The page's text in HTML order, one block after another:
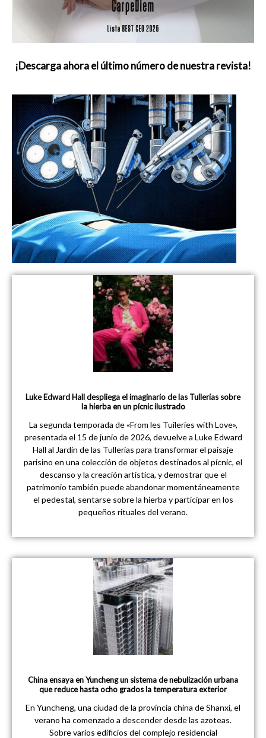
¡Descarga ahora el último número de nuestra revista!
Luke Edward Hall despliega el imaginario de las Tullerías sobre
la hierba en un pícnic ilustrado
La segunda temporada de «From les Tuileries with Love»,
presentada el 15 de junio de 2026, devuelve a Luke Edward
Hall al Jardín de las Tullerías para transformar el paisaje
parisino en una colección de objetos destinados al pícnic, el
descanso y la creación artística, y demostrar que el
patrimonio también puede abandonar momentáneamente
el pedestal, sentarse sobre la hierba y participar en los
pequeños rituales del verano.
China ensaya en Yuncheng un sistema de nebulización urbana
que reduce hasta ocho grados la temperatura exterior
En Yuncheng, una ciudad de la provincia china de Shanxi, el
verano ha comenzado a descender desde las azoteas.
Sobre varios edificios del complejo residencial